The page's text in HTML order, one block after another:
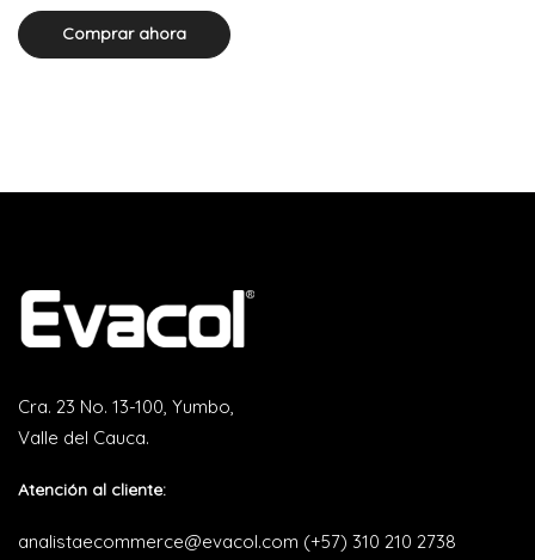
Comprar ahora
Cra. 23 No. 13-100, Yumbo,
Valle del Cauca.
Atención al cliente:
analistaecommerce@evacol.com (+57) 310 210 2738